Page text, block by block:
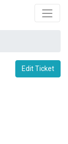
Edit Ticket